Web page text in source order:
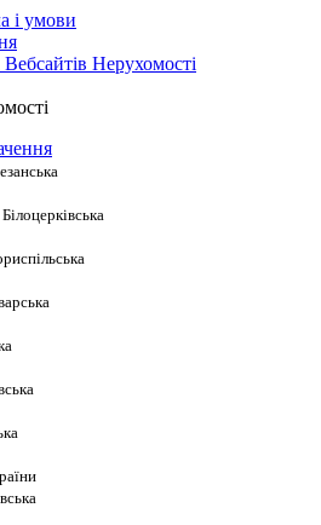
і умови
Нерухомості